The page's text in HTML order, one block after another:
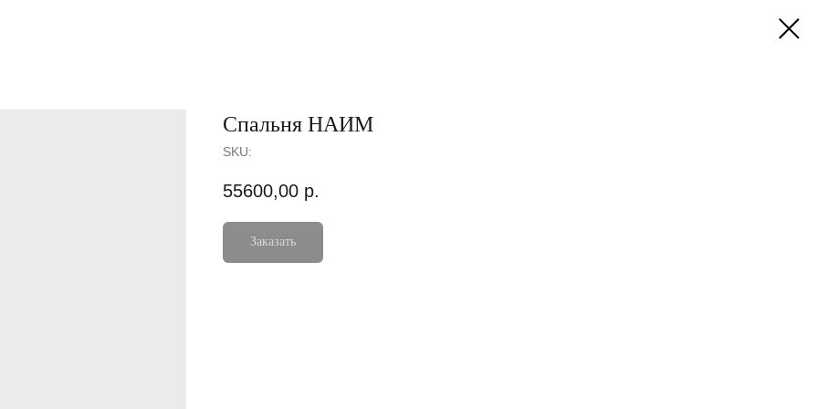
Спальня НАИМ
SKU:
55600,00 р.
Заказать